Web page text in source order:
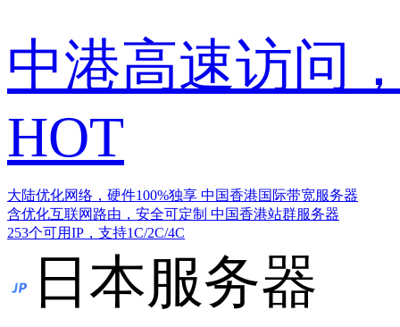
中港高速访问
HOT
大陆优化网络，硬件100%独享 中国香港国际带宽服务器
含优化互联网路由，安全可定制 中国香港站群服务器
253个可用IP，支持1C/2C/4C
日本服务器